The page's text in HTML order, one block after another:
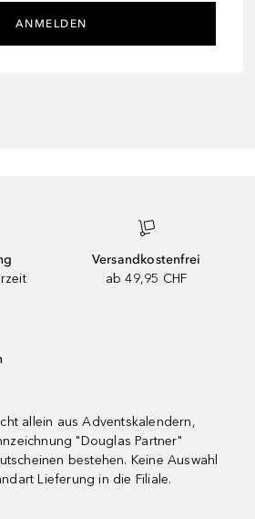
ANMELDEN
Versandkostenfrei
ab 49,95 CHF
allein aus Adventskalendern,
"Douglas Partner"
bestehen. Keine Auswahl
Lieferung in die Filiale.